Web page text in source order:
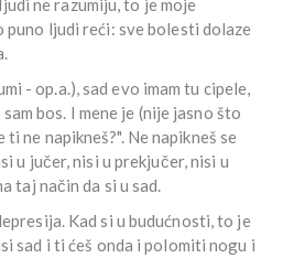
ne razumiju, to je moje
puno ljudi reći: sve bolesti dolaze
- op.a.), sad evo imam tu cipele,
bos. I mene je (nije jasno što
ne napikneš?". Ne napikneš se
u jučer, nisi u prekjučer, nisi u
taj način da si u sad.
Kad si u budućnosti, to je
sad i ti ćeš onda i polomiti nogu i